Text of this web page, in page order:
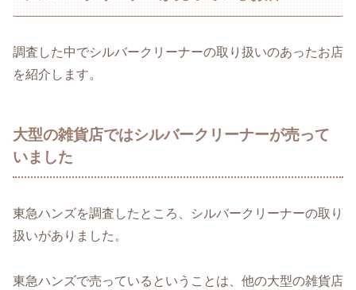
調査した中でシルバークリーナーの取り扱いのあったお店
を紹介します。
大型の雑貨店ではシルバークリーナーが売って
いました
東急ハンズを調査したところ、シルバークリーナーの取り
扱いがありました。
東急ハンズで売っているということは、他の大型の雑貨店